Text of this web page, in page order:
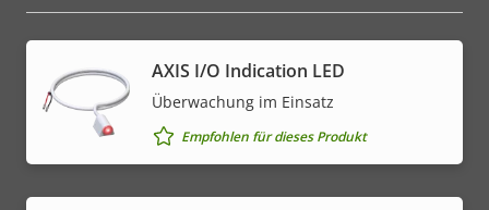
AXIS I/O Indication LED
Überwachung im Einsatz
Empfohlen für dieses Produkt